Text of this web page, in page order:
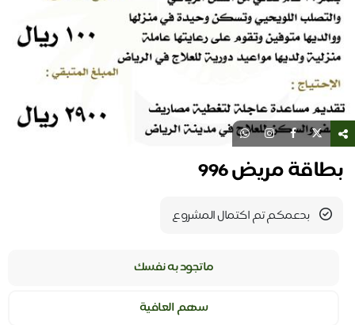
بطاقة مريض 996
بدعمكم تم اكتمال المشروع
ماتجود به نفسك
سهم العافية